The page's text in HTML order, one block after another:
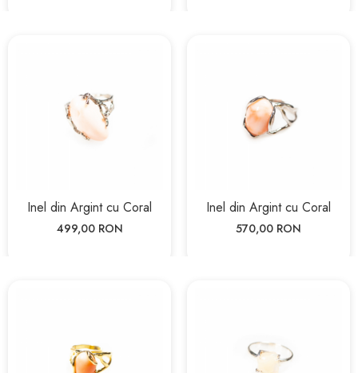
Inel din Argint cu Coral
499,00 RON
Inel din Argint cu Coral
570,00 RON